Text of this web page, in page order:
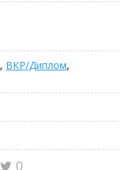
, ВКР/Диплом,
0